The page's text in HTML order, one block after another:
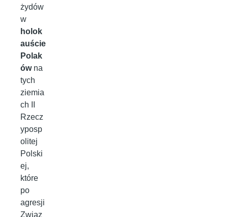
żydów
w
holok
auście
Polak
ówna
tych
ziemia
ch II
Rzecz
yposp
olitej
Polski
ej,
które
po
agresji
Związ